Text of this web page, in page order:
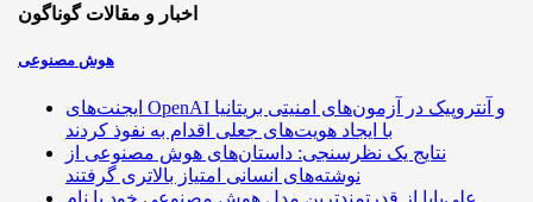
اخبار و مقالات گوناگون
هوش مصنوعی
ایجنت‌های OpenAI و آنتروپیک در آزمون‌های امنیتی بریتانیا
با ایجاد هویت‌های جعلی اقدام به نفوذ کردند
نتایج یک نظرسنجی: داستان‌های هوش مصنوعی از
نوشته‌های انسانی امتیاز بالاتری گرفتند